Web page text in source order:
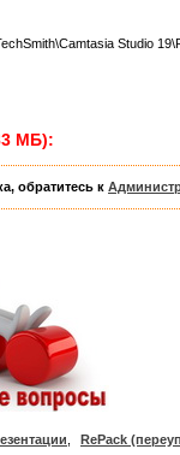
Studio
МБ):
обратитесь к
RePack